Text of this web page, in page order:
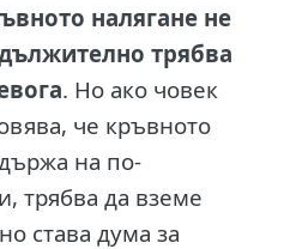
налягане не
трябва
. Но ако човек
че кръвното
на по-
трябва да вземе
става дума за